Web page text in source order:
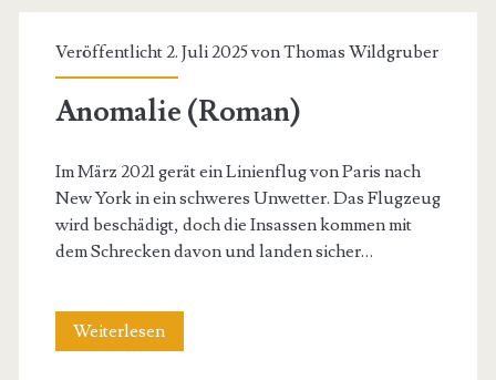
Veröffentlicht 2. Juli 2025 vonThomas Wildgruber
Anomalie (Roman)
Im März 2021 gerät ein Linienflug von Paris nach
New York in ein schweres Unwetter. Das Flugzeug
wird beschädigt, doch die Insassen kommen mit
dem Schrecken davon und landen sicher…
WeiterlesenAnomalie